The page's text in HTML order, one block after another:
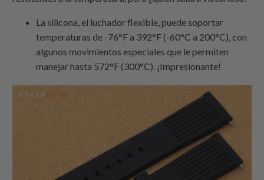
La silicona, el luchador flexible, puede soportar
temperaturas de -76°F a 392°F (-60°C a 200°C), con
algunos movimientos especiales que le permiten
manejar hasta 572°F (300°C). ¡Impresionante!